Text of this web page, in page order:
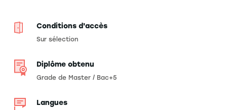
Conditions d'accès
Sur sélection
Diplôme obtenu
Grade de Master / Bac+5
Langues